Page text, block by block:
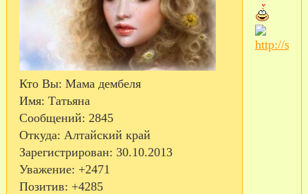
Кто Вы: Мама дембеля
Имя: Татьяна
Сообщений: 2845
Откуда: Алтайский край
Зарегистрирован: 30.10.2013
Уважение: +2471
Позитив: +4285